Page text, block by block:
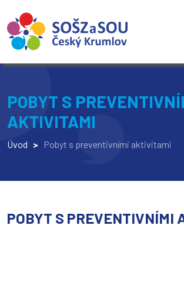
POBYT S
AKTIVITAMI
Úvod > Pobyt s preventivními aktivitami
POBYT S PREVENTIVNÍMI